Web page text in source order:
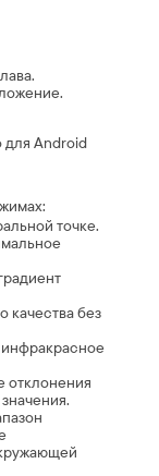
точке.
качества без
отклонения